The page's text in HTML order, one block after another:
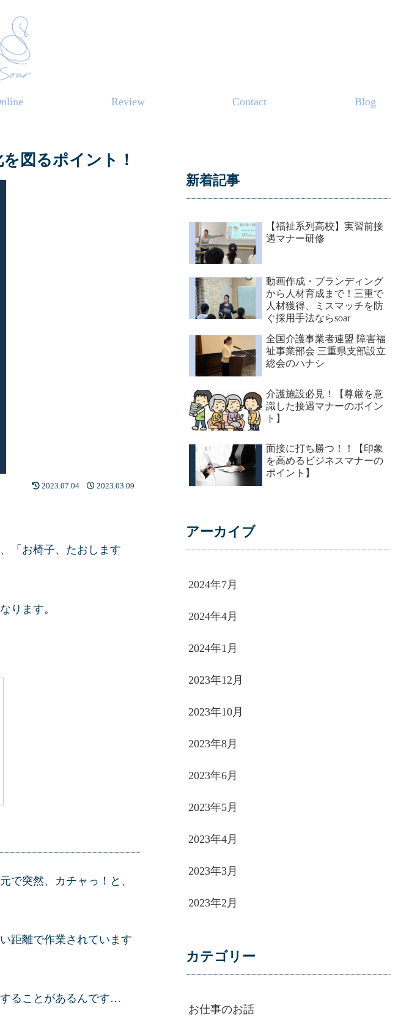
Review Contact Blog
図るポイント！
2023.07.04 2023.03.09
「お椅子、たおします
ります。
で突然、カチャっ！と、
距離で作業されています
ることがあるんです…
新着記事
【福祉系列高校】実習前接
遇マナー研修
動画作成・ブランディング
から人材育成まで！三重で
人材獲得、ミスマッチを防
ぐ採用手法ならsoar
全国介護事業者連盟 障害福
祉事業部会 三重県支部設立
総会のハナシ
介護施設必見！【尊厳を意
識した接遇マナーのポイン
ト】
面接に打ち勝つ！！【印象
を高めるビジネスマナーの
ポイント】
アーカイブ
2024年7月
2024年4月
2024年1月
2023年12月
2023年10月
2023年8月
2023年6月
2023年5月
2023年4月
2023年3月
2023年2月
カテゴリー
お仕事のお話